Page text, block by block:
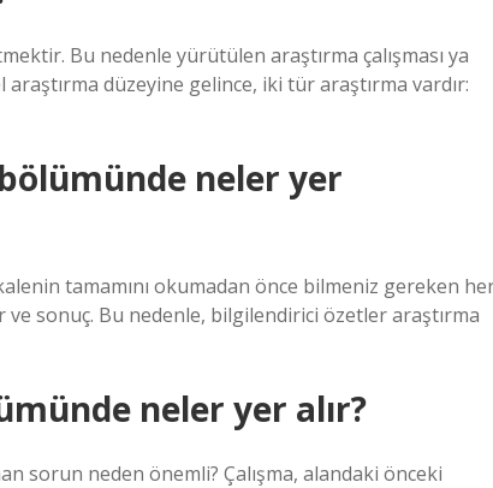
Bu nedenle yürütülen araştırma çalışması ya
düzeyine gelince, iki tür araştırma vardır:
neler yer
tamamını okumadan önce bilmeniz gereken
sonuç. Bu nedenle, bilgilendirici özetler araştırma
neler yer alır?
sorun neden önemli? Çalışma, alandaki önceki